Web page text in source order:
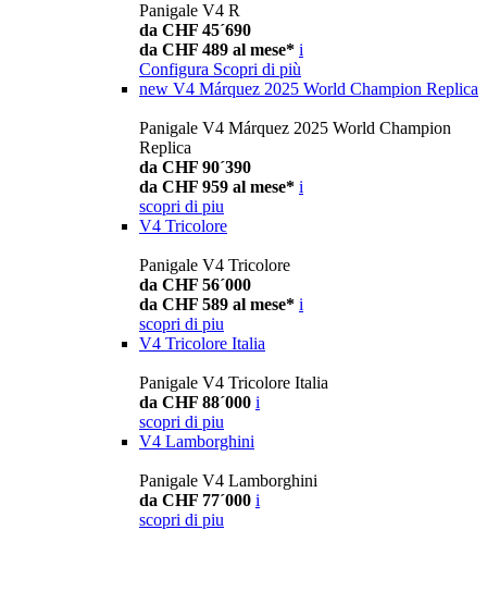
Panigale V4 R
da CHF 45´690
da CHF 489 al mese* i
Configura Scopri di più
new V4 Márquez 2025 World Champion Replica
Panigale V4 Márquez 2025 World Champion
Replica
da CHF 90´390
da CHF 959 al mese* i
scopri di piu
V4 Tricolore
Panigale V4 Tricolore
da CHF 56´000
da CHF 589 al mese* i
scopri di piu
V4 Tricolore Italia
Panigale V4 Tricolore Italia
da CHF 88´000 i
scopri di piu
V4 Lamborghini
Panigale V4 Lamborghini
da CHF 77´000 i
scopri di piu